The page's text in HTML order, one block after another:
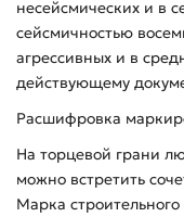
несейсмических и в
сейсмичностью
агрессивных и в
действующему
Расшифровка
На торцевой грани
можно встретить
Марка